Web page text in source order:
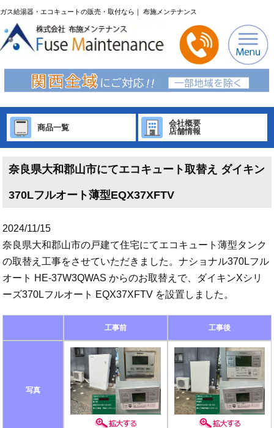
ガス給湯器・エコキュートの販売・取付なら｜ 布施メンテナンス
商品一覧
会社概要
店舗情報
奈良県大和郡山市にてエコキュート取替え ダイキン
370Lフルオート薄型EQX37XFTV
2024/11/15
奈良県大和郡山市の戸建て住宅にてエコキュート薄型タンク
の取替え工事をさせていただきました。ナショナル370Lフル
オート HE-37W3QWAS からのお取替えで、ダイキンXシリ
ーズ370Lフルオート EQX37XFTV を設置しました。
工事前 工事後
写真